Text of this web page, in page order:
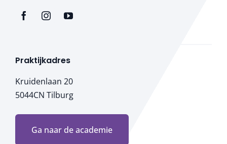
Praktijkadres
Kruidenlaan 20
5044CN Tilburg
Ga naar de academie